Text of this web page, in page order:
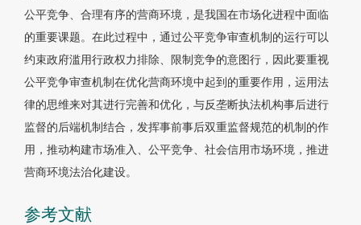
公平竞争、合理有序的营商环境，是我国在市场化进程中面临
的重要课题。在此过程中，通过公平竞争审查机制的运行可以
约束政府滥用行政权力排除、限制竞争的意图行，因此要重视
公平竞争审查机制在优化营商环境中起到的重要作用，运用法
律的思维来对其进行完善和优化，与反垄断执法机构事后进行
监督的后端机制结合，发挥事前事后双重监督规范的机制的作
用，推动构建市场准入、公平竞争、社会信用市场环境，推进
营商环境法治化建设。
参考文献